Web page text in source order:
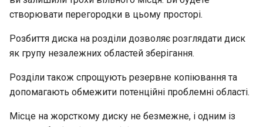
створювати перегородки в цьому просторі.
Розбиття диска на розділи дозволяє розглядати диск
як групу незалежних областей зберігання.
Розділи також спрощують резервне копіювання та
допомагають обмежити потенційні проблемні області.
Місце на жорсткому диску не безмежне, і одним із